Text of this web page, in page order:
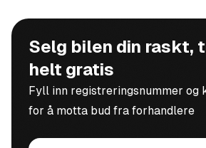
Selg bilen din raskt,
helt gratis
Fyll inn registreringsnummer og
for å motta bud fra forhandlere